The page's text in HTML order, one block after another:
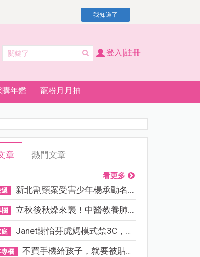
我知道了
登入|註冊
購年鑑 寵粉月月抽
章 熱門文章
看更多
新北割頸案受害少年楊承勳名...
立秋後秋燥來襲！中醫教養肺...
Janet謝怡芬虎媽模式禁3C，看...
欄 不買手機給孩子，就要被貼「...